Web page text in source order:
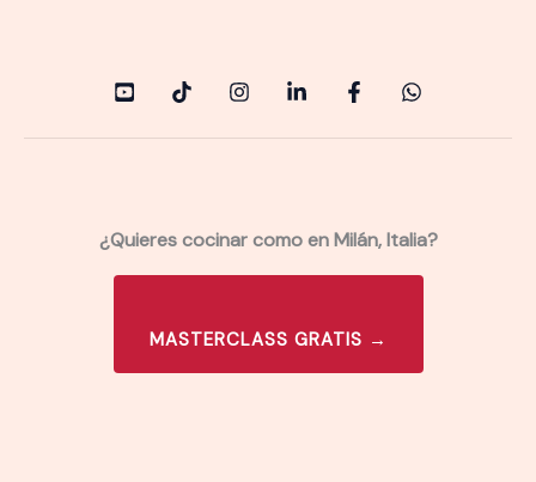
¿Quieres cocinar como en Milán, Italia?
MASTERCLASS GRATIS →